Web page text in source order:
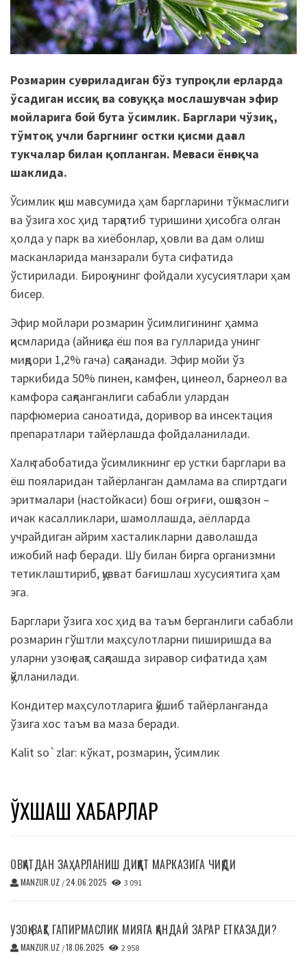
Розмарин суғориладиган бўз тупроқли ерларда
ўсадиган иссиқ ва совуққа мослашувчан эфир
мойларига бой бута ўсимлик. Барглари чўзиқ,
тўмтоқ учли баргнинг остки қисми дағал
тукчалар билан қопланган. Меваси ёнғоқча
шаклида.
Ўсимлик қиш мавсумида ҳам баргларини тўкмаслиги
ва ўзига хос ҳид тарқатиб туришини ҳисобга олган
ҳолда у парк ва хиёбонлар, ҳовли ва дам олиш
масканларида манзарали бута сифатида
ўстирилади. Бироқ унинг фойдали хусусиятлари ҳам
бисер.
Эфир мойлари розмарин ўсимлигининг ҳамма
қисмларида (айниқса ёш поя ва гулларида унинг
миқдори 1,2% гача) сақланади. Эфир мойи ўз
таркибида 50% пинен, камфен, цинеол, барнеол ва
камфора сақланганлиги сабабли улардан
парфюмериа саноатида, доривор ва инсектация
препаратлари тайёрлашда фойдаланилади.
Халқ табобатида ўсимликнинг ер устки барглари ва
ёш пояларидан тайёрланган дамлама ва спиртдаги
эритмалари (настойкаси) бош оғриғи, ошқозон –
ичак касалликлари, шамоллашда, аёлларда
учрайдиган айрим хасталикларни даволашда
ижобий наф беради. Шу билан бирга организмни
тетиклаштириб, қувват бағишлаш хусусиятига ҳам
эга.
Барглари ўзига хос ҳид ва таъм берганлиги сабабли
розмарин гўштли маҳсулотларни пиширишда ва
уларни узоқ вақт сақлашда зиравор сифатида ҳам
қўлланилади.
Кондитер маҳсулотларига қўшиб тайёрланганда
ўзига хос таъм ва маза беради.
Kalit so`zlar: кўкат, розмарин,ўсимлик
ЎХШАШ ХАБАРЛАР
ОВҚАТДАН ЗАҲАРЛАНИШ ДИҚҚАТ МАРКАЗИГА ЧИҚДИ
MANZUR.UZ /24.06.2025 3 091
УЗОҚ ВАҚТ ГАПИРМАСЛИК МИЯГА ҚАНДАЙ ЗАРАР ЕТКАЗАДИ?
MANZUR.UZ /18.06.2025 2 958